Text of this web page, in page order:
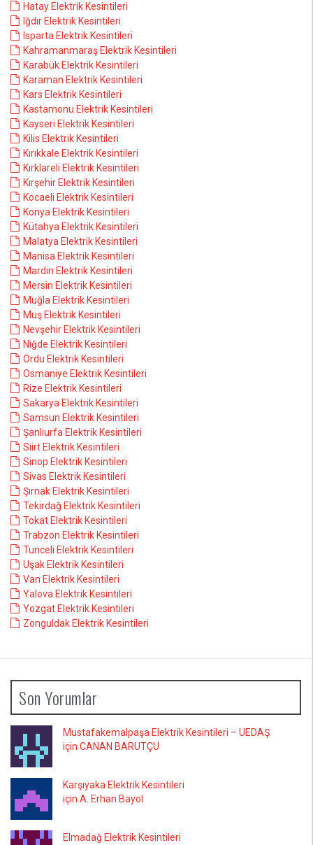
Hatay Elektrik Kesintileri
Iğdır Elektrik Kesintileri
Isparta Elektrik Kesintileri
Kahramanmaraş Elektrik Kesintileri
Karabük Elektrik Kesintileri
Karaman Elektrik Kesintileri
Kars Elektrik Kesintileri
Kastamonu Elektrik Kesintileri
Kayseri Elektrik Kesintileri
Kilis Elektrik Kesintileri
Kırıkkale Elektrik Kesintileri
Kırklareli Elektrik Kesintileri
Kırşehir Elektrik Kesintileri
Kocaeli Elektrik Kesintileri
Konya Elektrik Kesintileri
Kütahya Elektrik Kesintileri
Malatya Elektrik Kesintileri
Manisa Elektrik Kesintileri
Mardin Elektrik Kesintileri
Mersin Elektrik Kesintileri
Muğla Elektrik Kesintileri
Muş Elektrik Kesintileri
Nevşehir Elektrik Kesintileri
Niğde Elektrik Kesintileri
Ordu Elektrik Kesintileri
Osmaniye Elektrik Kesintileri
Rize Elektrik Kesintileri
Sakarya Elektrik Kesintileri
Samsun Elektrik Kesintileri
Şanlıurfa Elektrik Kesintileri
Siirt Elektrik Kesintileri
Sinop Elektrik Kesintileri
Sivas Elektrik Kesintileri
Şırnak Elektrik Kesintileri
Tekirdağ Elektrik Kesintileri
Tokat Elektrik Kesintileri
Trabzon Elektrik Kesintileri
Tunceli Elektrik Kesintileri
Uşak Elektrik Kesintileri
Van Elektrik Kesintileri
Yalova Elektrik Kesintileri
Yozgat Elektrik Kesintileri
Zonguldak Elektrik Kesintileri
Son Yorumlar
Mustafakemalpaşa Elektrik Kesintileri – UEDAŞ
için CANAN BARUTÇU
Karşıyaka Elektrik Kesintileri
için A. Erhan Bayol
Elmadağ Elektrik Kesintileri